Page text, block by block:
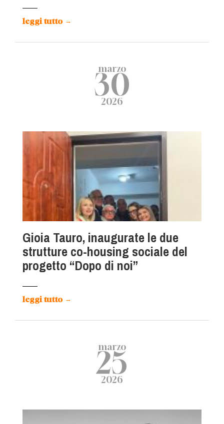
leggi tutto →
marzo
30
2026
Gioia Tauro, inaugurate le due
strutture co-housing sociale del
progetto “Dopo di noi”
leggi tutto →
marzo
25
2026